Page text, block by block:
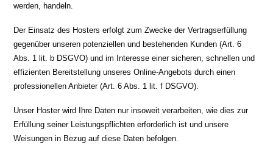
werden, handeln.
Der Einsatz des Hosters erfolgt zum Zwecke der Vertragserfüllung
gegenüber unseren potenziellen und bestehenden Kunden (Art. 6
Abs. 1 lit. b DSGVO) und im Interesse einer sicheren, schnellen und
effizienten Bereitstellung unseres Online-Angebots durch einen
professionellen Anbieter (Art. 6 Abs. 1 lit. f DSGVO).
Unser Hoster wird Ihre Daten nur insoweit verarbeiten, wie dies zur
Erfüllung seiner Leistungspflichten erforderlich ist und unsere
Weisungen in Bezug auf diese Daten befolgen.